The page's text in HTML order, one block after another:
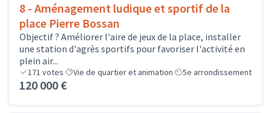
8 - Aménagement ludique et sportif de la
place Pierre Bossan
Objectif ? Améliorer l'aire de jeux de la place, installer
une station d'agrès sportifs pour favoriser l'activité en
plein air...
171 votes Vie de quartier et animation 5e arrondissement
120 000 €